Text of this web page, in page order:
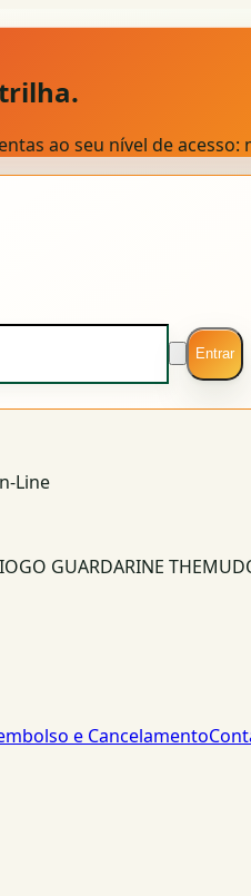
ao seu nível de
Entrar
Line
GUARDARINE
e Cancelamento